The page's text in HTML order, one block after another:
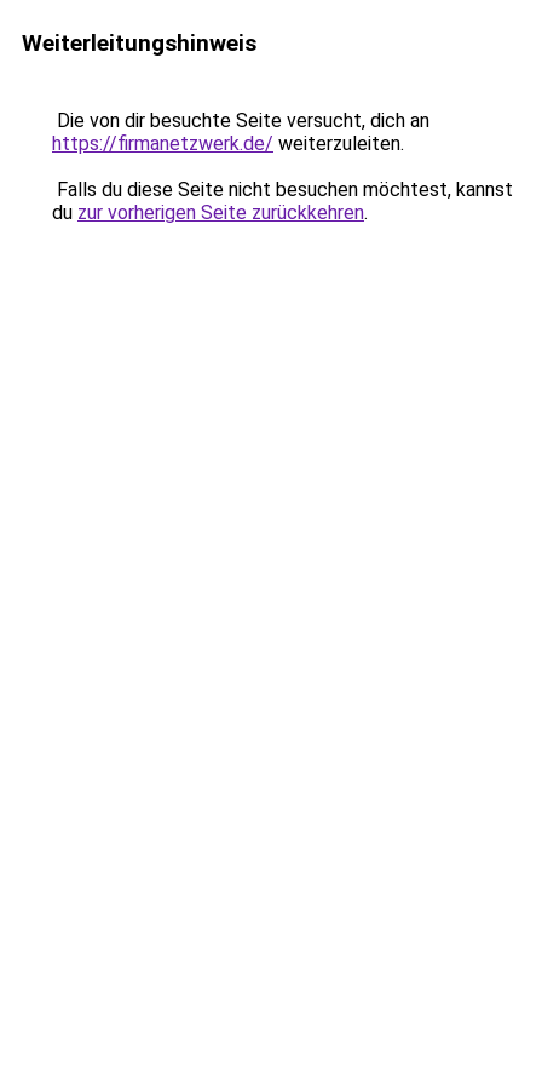
Weiterleitungshinweis
Die von dir besuchte Seite versucht, dich an
https://firmanetzwerk.de/ weiterzuleiten.
Falls du diese Seite nicht besuchen möchtest, kannst
du zur vorherigen Seite zurückkehren.